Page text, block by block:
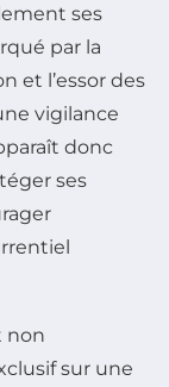
ses
par la
et l’essor des
vigilance
donc
ses
non
sur une